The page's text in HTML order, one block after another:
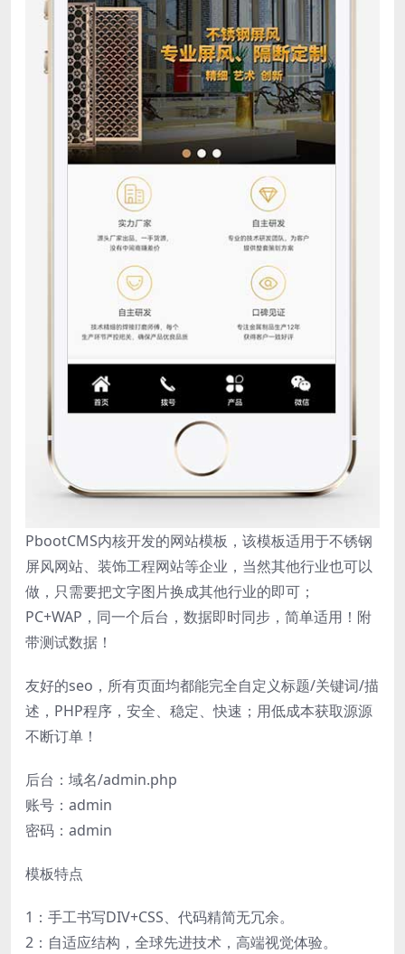
PbootCMS内核开发的网站模板，该模板适用于不锈钢
屏风网站、装饰工程网站等企业，当然其他行业也可以
做，只需要把文字图片换成其他行业的即可；
PC+WAP，同一个后台，数据即时同步，简单适用！附
带测试数据！
友好的seo，所有页面均都能完全自定义标题/关键词/描
述，PHP程序，安全、稳定、快速；用低成本获取源源
不断订单！
后台：域名/admin.php
账号：admin
密码：admin
模板特点
1：手工书写DIV+CSS、代码精简无冗余。
2：自适应结构，全球先进技术，高端视觉体验。